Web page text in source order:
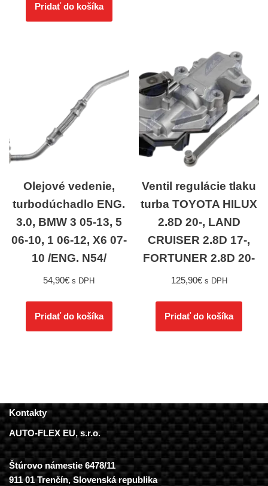
Pridať do košíka
Olejové vedenie,
turbodúchadlo ENG.
3.0, BMW 3 05-13, 5
06-10, 1 06-12, X6 07-
10 /ENG. N54/
54,90€ s DPH
Pridať do košíka
Ventil regulácie tlaku
turba TOYOTA HILUX
2.8D 20-, LAND
CRUISER 2.8D 17-,
FORTUNER 2.8D 20-
125,90€ s DPH
Pridať do košíka
Kontakty
AUTO-FLEX EU, s.r.o.
Štúrovo námestie 6478/11
911 01 Trenčín, Slovenská republika